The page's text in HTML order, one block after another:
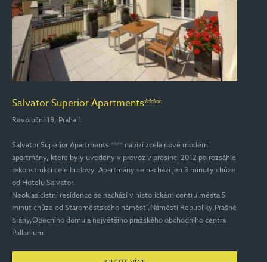
Salvator Superior Apartments****
Revoluční 18, Praha 1
Salvator Superior Apartments **** nabízí zcela nové moderní
apartmány, které byly uvedeny v provoz v prosinci 2012 po rozsáhlé
rekonstrukci celé budovy. Apartmány se nachází jen 3 minuty chůze
od Hotelu Salvator.
Neoklasicistní residence se nachází v historickém centru města 5
minut chůze od Staroměstského náměstí,Náměstí Republiky,Prašné
brány,Obecního domu a největšího pražského obchodního centra
Palladium.